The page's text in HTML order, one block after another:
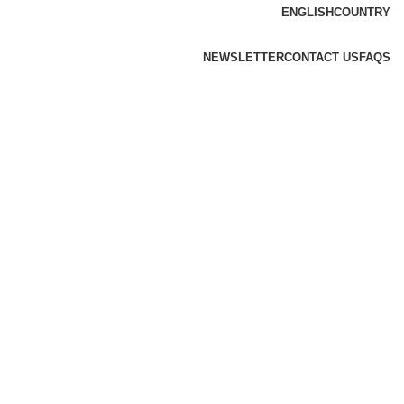
ENGLISHCOUNTRY
NEWSLETTERCONTACT US FAQS